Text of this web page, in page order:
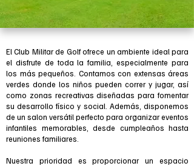
El Club Militar de Golf ofrece un ambiente ideal para
el disfrute de toda la familia, especialmente para
los más pequeños. Contamos con extensas áreas
verdes donde los niños pueden correr y jugar, así
como zonas recreativas diseñadas para fomentar
su desarrollo físico y social. Además, disponemos
de un salon versátil perfecto para organizar eventos
infantiles memorables, desde cumpleaños hasta
reuniones familiares.
Nuestra prioridad es proporcionar un espacio